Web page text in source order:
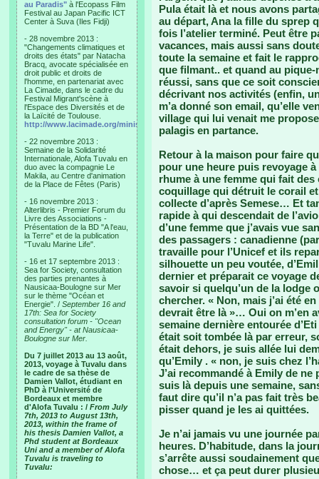
au Paradis" à l'Ecopass Film
Festival au Japan Pacific ICT
Center à Suva (Iles Fidji)
- 28 novembre 2013 :
"Changements climatiques et
droits des états" par Natacha
Bracq, avocate spécialisée en
droit public et droits de
l'homme, en partenariat avec
La Cimade, dans le cadre du
Festival Migrant'scène à
l'Espace des Diversités et de
la Laïcité de Toulouse.
http://www.lacimade.org/minisites/migrantscene
- 22 novembre 2013 :
Semaine de la Solidarité
Internationale, Alofa Tuvalu en
duo avec la compagnie Le
Makila, au Centre d'animation
de la Place de Fêtes (Paris)
- 16 novembre 2013 :
Alterlibris - Premier Forum du
Livre des Associations -
Présentation de la BD "A l'eau,
la Terre" et de la publication
"Tuvalu Marine Life".
- 16 et 17 septembre 2013 :
Sea for Society, consultation
des parties prenantes à
Nausicaa-Boulogne sur Mer
sur le thème "Océan et
Energie". / September 16 and
17th: Sea for Society
consultation forum - "Ocean
and Energy" - at Nausicaa-
Boulogne sur Mer.
Du 7 juillet 2013 au 13 août,
2013, voyage à Tuvalu dans
le cadre de sa thèse de
Damien Vallot, étudiant en
PhD à l'Université de
Bordeaux et membre
d'Alofa Tuvalu : / From July
7th, 2013 to August 13th,
2013, within the frame of
his thesis Damien Vallot, a
Phd student at Bordeaux
Uni and a member of Alofa
Tuvalu is traveling to
Tuvalu:
Pula était là et nous avons
au départ, Ana la fille du sprep
fois l’atelier terminé. Peut être
vacances, mais aussi sans
toute la semaine et fait le
que filmant.. et quand au pique-
réussi, sans que ce soit
décrivant nos activités (enfin,
m’a donné son email, qu’elle
village qui lui venait me
palagis en partance.
Retour à la maison pour faire
pour une heure puis revoyage
rhume à une femme qui fait
coquillage qui détruit le corail
collecte d’après Semese… Et
rapide à qui descendait de
d’une femme que j’avais vue
des passagers : canadienne
travaille pour l’Unicef et ils
silhouette un peu voutée,
dernier et préparait ce voyage
savoir si quelqu’un de la lodge
chercher. « Non, mais j’ai été
devrait être là »… Oui on m’en
semaine dernière entourée
était soit tombée là par erreur,
était dehors, je suis allée lui
qu’Emily . « non, je suis chez
J’ai recommandé à Emily de
suis là depuis une semaine,
faut dire qu’il n’a pas fait très
pisser quand je les ai quittées.
Je n’ai jamais vu une journée
heures. D’habitude, dans la
s’arrête aussi soudainement
chose… et ça peut durer